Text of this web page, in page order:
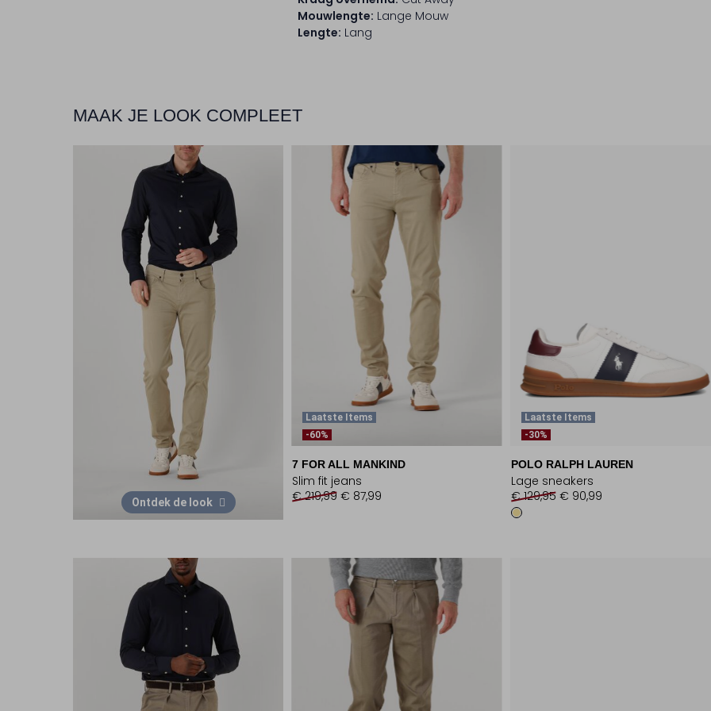
Mouwlengte: Lange Mouw
Lengte: Lang
MAAK JE LOOK COMPLEET
Ontdek de look
Laatste Items
-60%
7 FOR ALL MANKIND
Slim fit jeans
€ 219,99 € 87,99
Laatste Items
-30%
POLO RALPH LAUREN
Lage sneakers
€ 129,95 € 90,99